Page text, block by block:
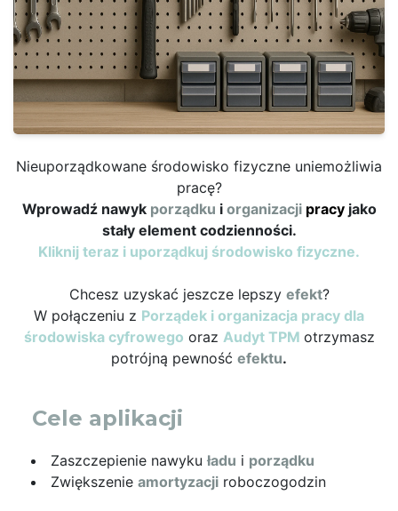
Nieuporządkowane środowisko fizyczne uniemożliwia
pracę?
Wprowadź nawyk porządku i organizacji pracy jako
stały element codzienności.
Kliknij teraz i uporządkuj środowisko fizyczne.
Chcesz uzyskać jeszcze lepszy efekt?
W połączeniu z Porządek i organizacja pracy dla
środowiska cyfrowego oraz Audyt TPM otrzymasz
potrójną pewność efektu.
Cele aplikacji
Zaszczepienie nawyku ładu i porządku
Zwiększenie amortyzacji roboczogodzin